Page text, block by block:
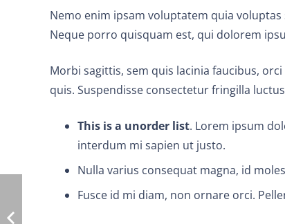
Nemo enim ipsam voluptatem quia
Neque porro quisquam est, qui dolorem
Morbi sagittis, sem quis lacinia faucibus,
quis. Suspendisse consectetur fringilla
This is a unorder list. Lorem ipsum
interdum mi sapien ut justo.
Nulla varius consequat magna, id
Fusce id mi diam, non ornare orci.